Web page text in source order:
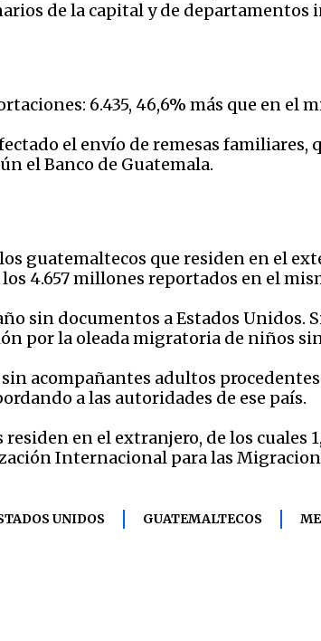
de la capital y de
6.435, 46,6% más que en el
el envío de remesas familiares,
el Banco de Guatemala.
guatemaltecos que residen en el
4.657 millones reportados en el
sin documentos a Estados Unidos.
por la oleada migratoria de niños
acompañantes adultos
a las autoridades de ese país.
en el extranjero, de los cuales
Internacional para las
UNIDOS GUATEMALTECOS